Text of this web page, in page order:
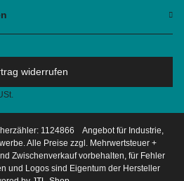
widerrufen
1124866
Angebot für Industrie,
Alle Preise zzgl. Mehrwertsteuer +
Zwischenverkauf vorbehalten, für Fehler
und Logos sind Eigentum der Hersteller